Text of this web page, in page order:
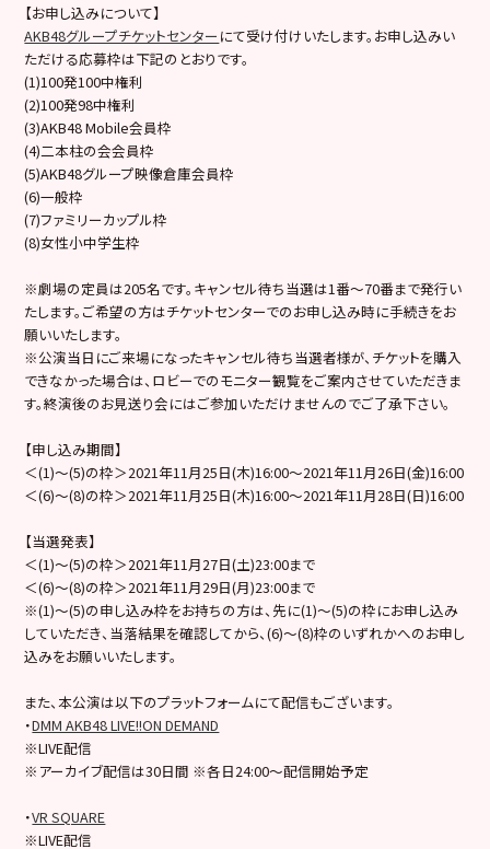
【お申し込みについて】
AKB48グループチケットセンター にて受け付けいたします。お申し込みい
ただける応募枠は下記のとおりです。
(1)100発100中権利
(2)100発98中権利
(3)AKB48 Mobile会員枠
(4)二本柱の会会員枠
(5)AKB48グループ映像倉庫会員枠
(6)一般枠
(7)ファミリーカップル枠
(8)女性小中学生枠
※劇場の定員は205名です。キャンセル待ち当選は1番～70番まで発行い
たします。ご希望の方はチケットセンターでのお申し込み時に手続きをお
願いいたします。
※公演当日にご来場になったキャンセル待ち当選者様が、チケットを購入
できなかった場合は、ロビーでのモニター観覧をご案内させていただきま
す。終演後のお見送り会にはご参加いただけませんのでご了承下さい。
【申し込み期間】
＜(1)～(5)の枠＞2021年11月25日(木)16:00～2021年11月26日(金)16:00
＜(6)～(8)の枠＞2021年11月25日(木)16:00～2021年11月28日(日)16:00
【当選発表】
＜(1)～(5)の枠＞2021年11月27日(土)23:00まで
＜(6)～(8)の枠＞2021年11月29日(月)23:00まで
※(1)～(5)の申し込み枠をお持ちの方は、先に(1)～(5)の枠にお申し込み
していただき、当落結果を確認してから、(6)～(8)枠のいずれかへのお申し
込みをお願いいたします。
また、本公演は以下のプラットフォームにて配信もございます。
・DMM AKB48 LIVE!!ON DEMAND
※LIVE配信
※アーカイブ配信は30日間 ※各日24:00～配信開始予定
・VR SQUARE
※LIVE配信